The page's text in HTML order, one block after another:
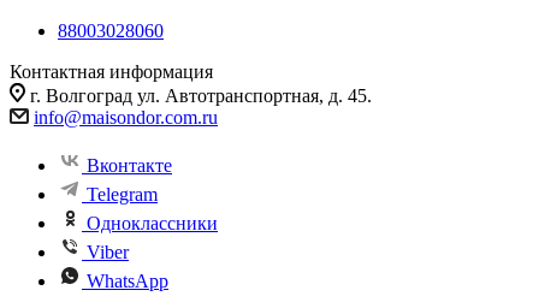
88003028060
Контактная информация
г. Волгоград ул. Автотранспортная, д. 45.
info@maisondor.com.ru
Вконтакте
Telegram
Одноклассники
Viber
WhatsApp